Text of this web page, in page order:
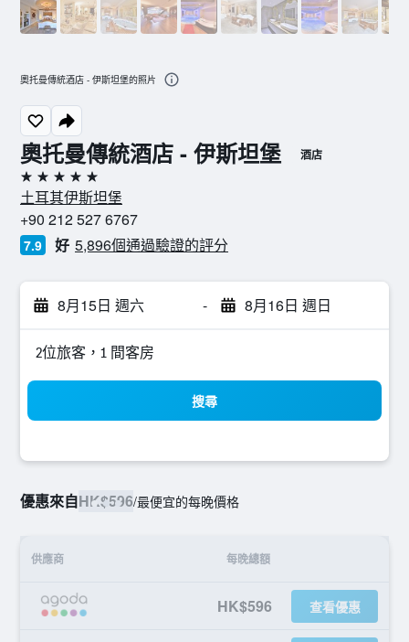
奧托曼傳統酒店 - 伊斯坦堡 酒店
5星級
土耳其伊斯坦堡
+90 212 527 6767
7.9 好 5,896個通過驗證的評分
8月15日 週六 - 8月16日 週日
2位旅客，1 間客房
搜尋
優惠來自HK$596/最便宜的每晚價格
供應商 每晚總額
HK$596 查看優惠
奧托曼傳統酒店 - 伊斯坦堡的照片